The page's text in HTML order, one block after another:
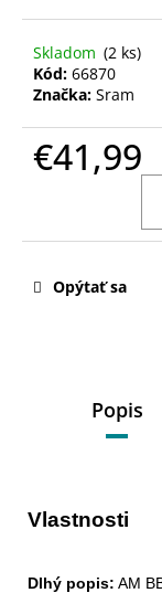
Skladom (2 ks)
Kód: 66870
Značka: Sram
€41,99
Opýtať sa
Popis
Vlastnosti
Dlhý popis: